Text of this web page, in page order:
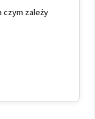
czym zależy